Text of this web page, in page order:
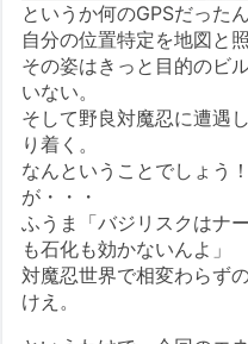
というか何のGPSだった
自分の位置特定を地図と
その姿はきっと目的のビ
いない。
そして野良対魔忍に遭遇
り着く。
なんということでしょう
が・・・
ふうま「バジリスクはナ
も石化も効かないんよ」
対魔忍世界で相変わらず
けえ。